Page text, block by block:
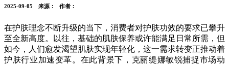
2025-09-05 来源： 作者：
在护肤理念不断升级的当下，消费者对护肤功效的要求已攀升
至全新高度。以往，基础的肌肤保养或许能满足日常所需，但
如今，人们愈发渴望肌肤实现年轻化，这一需求转变正推动着
护肤行业加速变革。在此背景下，克丽缇娜敏锐捕捉市场动